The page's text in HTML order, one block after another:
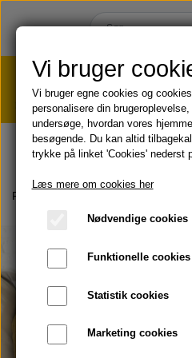
KOST &
SOMMER
VÆGTTAB?
Forside
Vi bruger
Vi bruger egne cookies og
personalisere din
undersøge, hvordan vores
besøgende. Du kan altid
trykke på linket 'Cookies' nederst
Læs mere om cookies her
Nødvendige cookies
Funktionelle cookies
Statistik cookies
Marketing cookies